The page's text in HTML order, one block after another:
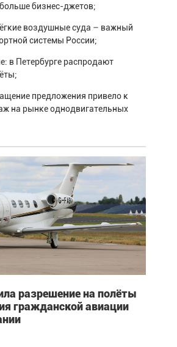
бизнес-джетов;
воздушные суда – важный
системы России;
в Петербурге распродают
предложения привело к
на рынке однодвигательных
разрешение на полёты
гражданской авиации